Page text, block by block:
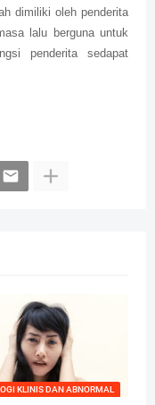
dimiliki oleh penderita
lalu berguna untuk
penderita sedapat
KLINIS DAN ABNORMAL